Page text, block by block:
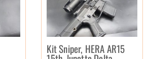
Kit Sniper, HERA AR15